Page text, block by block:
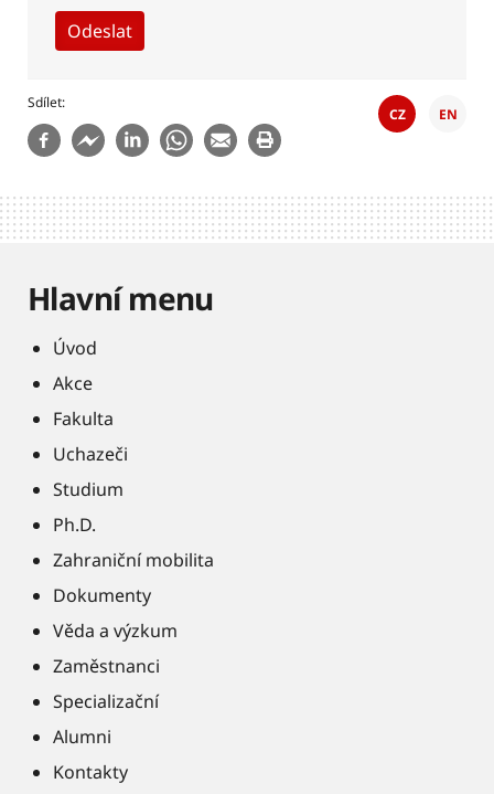
Sdílet
CZ EN
Hlavní menu
Úvod
Akce
Fakulta
Uchazeči
Studium
Ph.D.
Zahraniční mobilita
Dokumenty
Věda a výzkum
Zaměstnanci
Specializační
Alumni
Kontakty